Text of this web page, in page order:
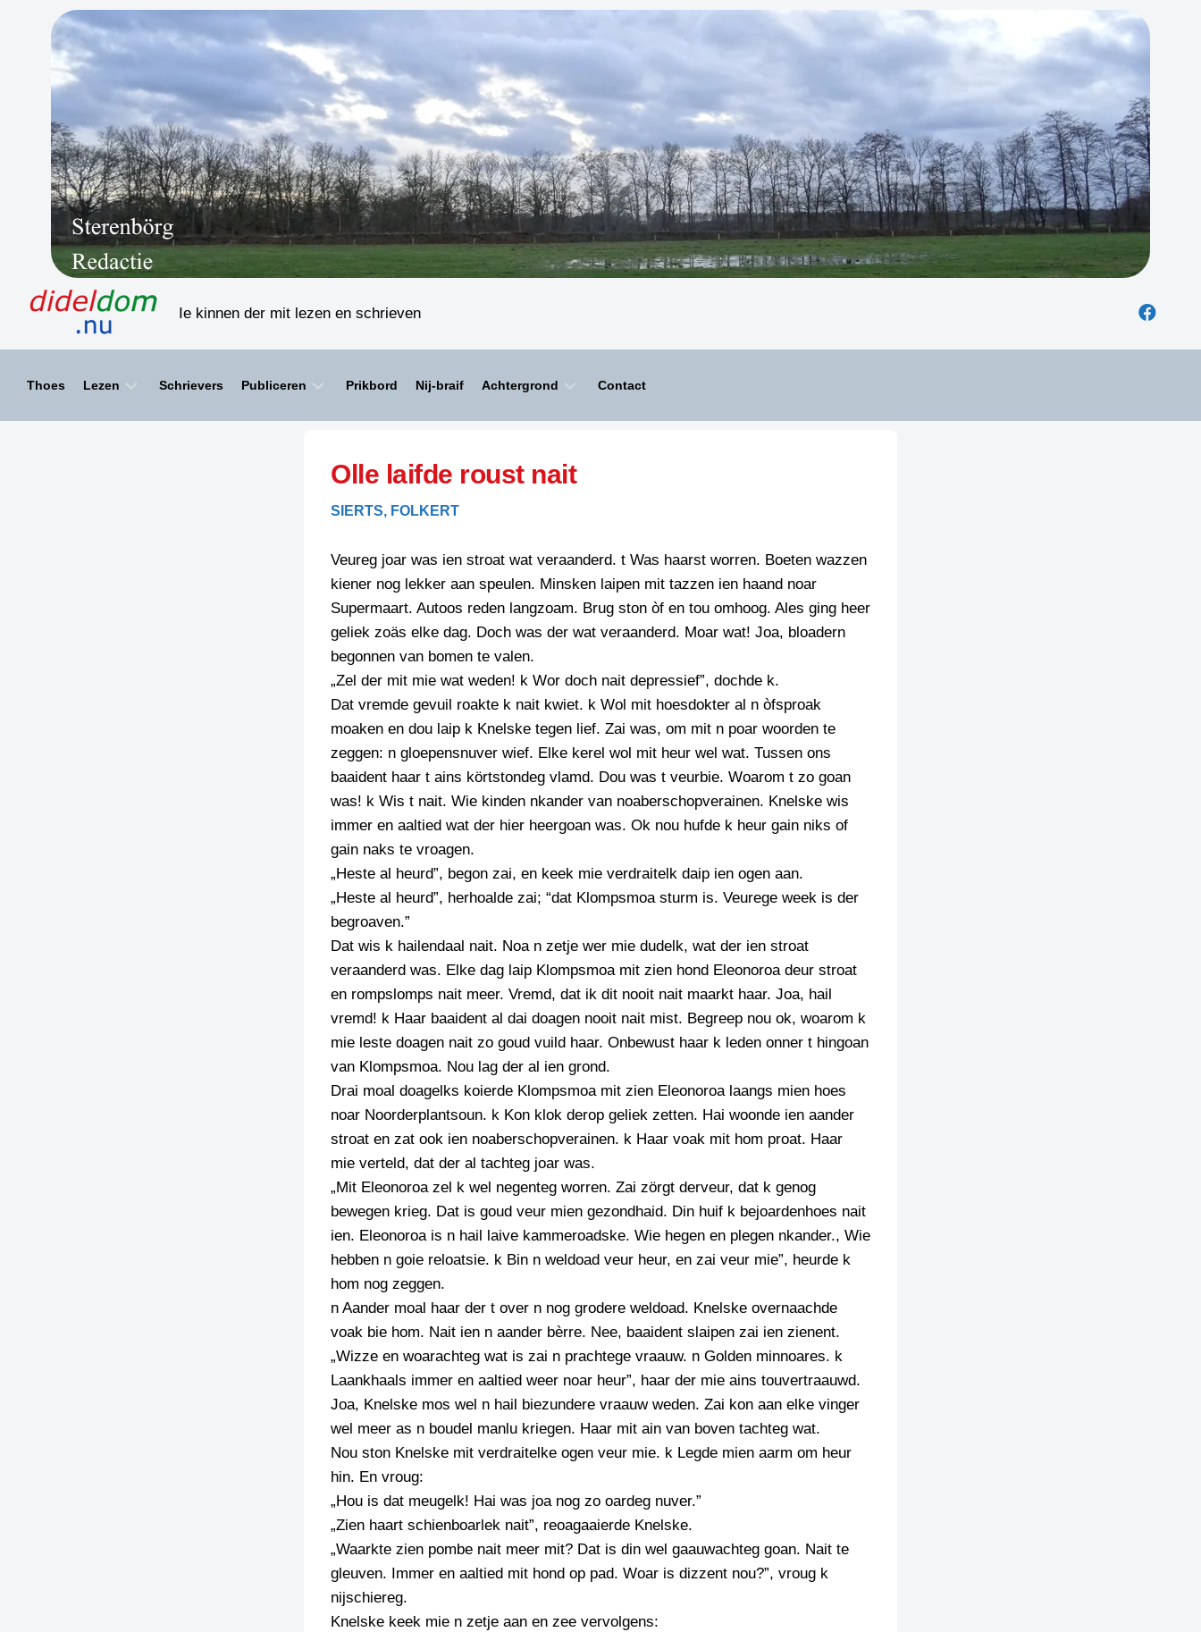
Ie kinnen der mit lezen en schrieven
Thoes Lezen
HAIKU’S
LIMERICKS
SCHRIEFWEDSTRIED
FLYER
INZENDENS
PERSBERICHT
SCHRIEFWEDSTRIED
INZENDENS
PERSBERICHT
SCHRIEFWEDSTRIED
FLYER
STRIPS
TIEDSCHRIFT
KREUZE
VERHOALEN
BIENOAMEN
LEGENDEN
RECEPTEN
SPREUKEN
VEURDRACHTEN
Schrievers Publiceren
SPELLENSCONTROLE
SCHRIEFREGELS
Prikbord Nij-braif Achtergrond
KREUZE
Contact
Olle laifde roust nait
SIERTS, FOLKERT
Veureg joar was ien stroat wat veraanderd. t Was haarst worren. Boeten wazzen
kiener nog lekker aan speulen. Minsken laipen mit tazzen ien haand noar
Supermaart. Autoos reden langzoam. Brug ston òf en tou omhoog. Ales ging heer
geliek zoäs elke dag. Doch was der wat veraanderd. Moar wat! Joa, bloadern
begonnen van bomen te valen.
„Zel der mit mie wat weden! k Wor doch nait depressief”, dochde k.
Dat vremde gevuil roakte k nait kwiet. k Wol mit hoesdokter al n òfsproak
moaken en dou laip k Knelske tegen lief. Zai was, om mit n poar woorden te
zeggen: n gloepensnuver wief. Elke kerel wol mit heur wel wat. Tussen ons
baaident haar t ains körtstondeg vlamd. Dou was t veurbie. Woarom t zo goan
was! k Wis t nait. Wie kinden nkander van noaberschopverainen. Knelske wis
immer en aaltied wat der hier heergoan was. Ok nou hufde k heur gain niks of
gain naks te vroagen.
„Heste al heurd”, begon zai, en keek mie verdraitelk daip ien ogen aan.
„Heste al heurd”, herhoalde zai; “dat Klompsmoa sturm is. Veurege week is der
begroaven.”
Dat wis k hailendaal nait. Noa n zetje wer mie dudelk, wat der ien stroat
veraanderd was. Elke dag laip Klompsmoa mit zien hond Eleonoroa deur stroat
en rompslomps nait meer. Vremd, dat ik dit nooit nait maarkt haar. Joa, hail
vremd! k Haar baaident al dai doagen nooit nait mist. Begreep nou ok, woarom k
mie leste doagen nait zo goud vuild haar. Onbewust haar k leden onner t hingoan
van Klompsmoa. Nou lag der al ien grond.
Drai moal doagelks koierde Klompsmoa mit zien Eleonoroa laangs mien hoes
noar Noorderplantsoun. k Kon klok derop geliek zetten. Hai woonde ien aander
stroat en zat ook ien noaberschopverainen. k Haar voak mit hom proat. Haar
mie verteld, dat der al tachteg joar was.
„Mit Eleonoroa zel k wel negenteg worren. Zai zörgt derveur, dat k genog
bewegen krieg. Dat is goud veur mien gezondhaid. Din huif k bejoardenhoes nait
ien. Eleonoroa is n hail laive kammeroadske. Wie hegen en plegen nkander., Wie
hebben n goie reloatsie. k Bin n weldoad veur heur, en zai veur mie”, heurde k
hom nog zeggen.
n Aander moal haar der t over n nog grodere weldoad. Knelske overnaachde
voak bie hom. Nait ien n aander bèrre. Nee, baaident slaipen zai ien zienent.
„Wizze en woarachteg wat is zai n prachtege vraauw. n Golden minnoares. k
Laankhaals immer en aaltied weer noar heur”, haar der mie ains touvertraauwd.
Joa, Knelske mos wel n hail biezundere vraauw weden. Zai kon aan elke vinger
wel meer as n boudel manlu kriegen. Haar mit ain van boven tachteg wat.
Nou ston Knelske mit verdraitelke ogen veur mie. k Legde mien aarm om heur
hin. En vroug:
„Hou is dat meugelk! Hai was joa nog zo oardeg nuver.”
„Zien haart schienboarlek nait”, reoagaaierde Knelske.
„Waarkte zien pombe nait meer mit? Dat is din wel gaauwachteg goan. Nait te
gleuven. Immer en aaltied mit hond op pad. Woar is dizzent nou?”, vroug k
nijschiereg.
Knelske keek mie n zetje aan en zee vervolgens: